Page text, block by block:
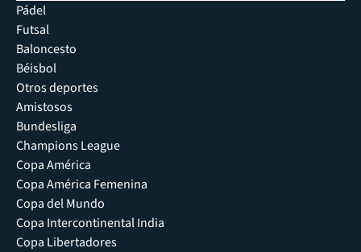
Pádel
Futsal
Baloncesto
Béisbol
Otros deportes
Amistosos
Bundesliga
Champions League
Copa América
Copa América Femenina
Copa del Mundo
Copa Intercontinental India
Copa Libertadores